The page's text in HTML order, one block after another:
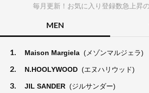
毎月更新！お気に入り登録数急上昇
MEN
1. Maison Margiela (メゾンマルジェラ)
2. N.HOOLYWOOD (エヌハリウッド)
3. JIL SANDER (ジルサンダー)